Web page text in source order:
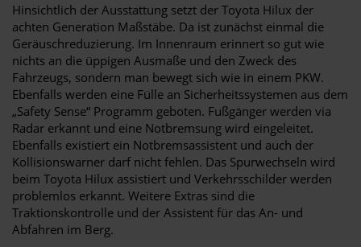
Hinsichtlich der Ausstattung setzt der Toyota Hilux der
achten Generation Maßstäbe. Da ist zunächst einmal die
Geräuschreduzierung. Im Innenraum erinnert so gut wie
nichts an die üppigen Ausmaße und den Zweck des
Fahrzeugs, sondern man bewegt sich wie in einem PKW.
Ebenfalls werden eine Fülle an Sicherheitssystemen aus dem
„Safety Sense“ Programm geboten. Fußgänger werden via
Radar erkannt und eine Notbremsung wird eingeleitet.
Ebenfalls existiert ein Notbremsassistent und auch der
Kollisionswarner darf nicht fehlen. Das Spurwechseln wird
beim Toyota Hilux assistiert und Verkehrsschilder werden
problemlos erkannt. Weitere Extras sind die
Traktionskontrolle und der Assistent für das An- und
Abfahren im Berg.